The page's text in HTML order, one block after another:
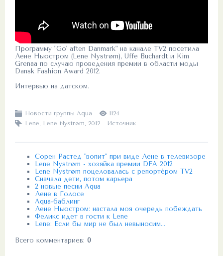
Программу "Go' aften Danmark" на канале TV2 посетила
Лене Ньюстром (Lene Nystrøm), Uffe Buchardt и Kim
Grenaa по случаю проведения премии в области моды
Dansk Fashion Award 2012.
Интервью на датском.
Новости группы Aqua
1124
Lene, Lene Nystrøm, 2012 Источник
Сорен Растед "вопит" при виде Лене в телевизоре
Lene Nystrøm - хозяйка премии DFA 2012
Lene Nystrøm поцеловалась с репортёром TV2
Сначала дети, потом карьера
2 новые песни Aqua
Лене в Голосе
Aqua-баблинг
Лене Ньюстром: настала моя очередь побеждать
Феликс идет в гости к Lene
Lene: Если бы мир не был невыносим...
Всего комментариев: 0